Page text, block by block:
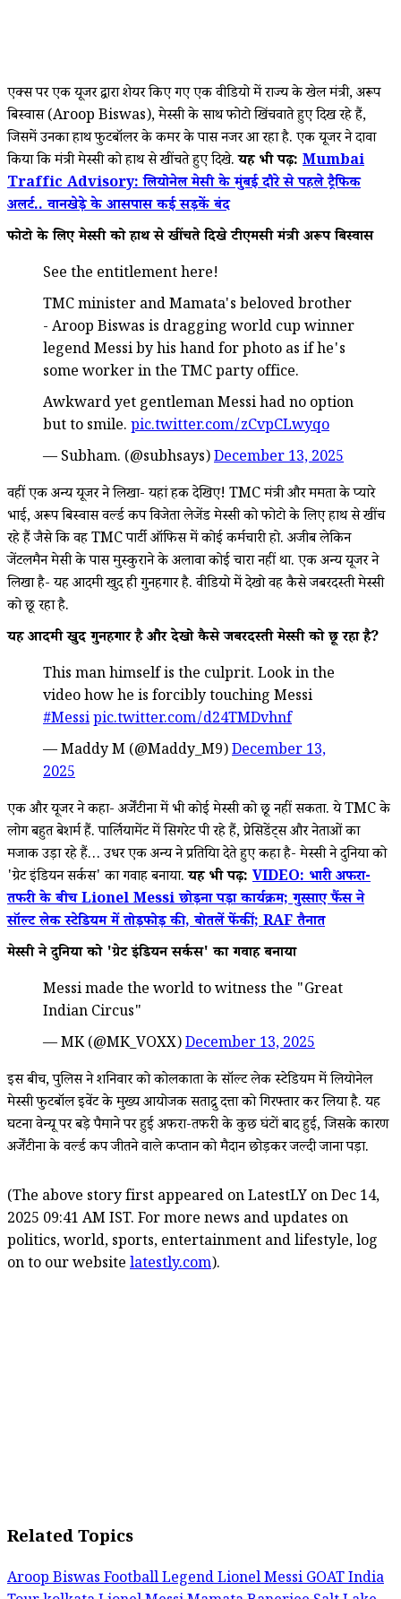
एक्स पर एक यूजर द्वारा शेयर किए गए एक वीडियो में राज्य के खेल मंत्री, अरूप
बिस्वास (Aroop Biswas), मेस्सी के साथ फोटो खिंचवाते हुए दिख रहे हैं,
जिसमें उनका हाथ फुटबॉलर के कमर के पास नजर आ रहा है. एक यूजर ने दावा
किया कि मंत्री मेस्सी को हाथ से खींचते हुए दिखे.यह भी पढ़ें: Mumbai
Traffic Advisory: लियोनेल मेसी के मुंबई दौरे से पहले ट्रैफिक
अलर्ट.. वानखेड़े के आसपास कई सड़कें बंद
फोटो के लिए मेस्सी को हाथ से खींचते दिखे टीएमसी मंत्री अरूप बिस्वास
See the entitlement here!
TMC minister and Mamata's beloved brother
- Aroop Biswas is dragging world cup winner
legend Messi by his hand for photo as if he's
some worker in the TMC party office.
Awkward yet gentleman Messi had no option
but to smile. pic.twitter.com/zCvpCLwyqo
— Subham. (@subhsays)December 13, 2025
वहीं एक अन्य यूजर ने लिखा- यहां हक देखिए! TMC मंत्री और ममता के प्यारे
भाई, अरूप बिस्वास वर्ल्ड कप विजेता लेजेंड मेस्सी को फोटो के लिए हाथ से खींच
रहे हैं जैसे कि वह TMC पार्टी ऑफिस में कोई कर्मचारी हो. अजीब लेकिन
जेंटलमैन मेसी के पास मुस्कुराने के अलावा कोई चारा नहीं था. एक अन्य यूजर ने
लिखा है- यह आदमी खुद ही गुनहगार है. वीडियो में देखो वह कैसे जबरदस्ती मेस्सी
को छू रहा है.
यह आदमी खुद गुनहगार है और देखो कैसे जबरदस्ती मेस्सी को छू रहा है?
This man himself is the culprit. Look in the
video how he is forcibly touching Messi
#Messipic.twitter.com/d24TMDvhnf
— Maddy M (@Maddy_M9)December 13,
2025
एक और यूजर ने कहा- अर्जेंटीना में भी कोई मेस्सी को छू नहीं सकता. ये TMC के
लोग बहुत बेशर्म हैं. पार्लियामेंट में सिगरेट पी रहे हैं, प्रेसिडेंट्स और नेताओं का
मजाक उड़ा रहे हैं… उधर एक अन्य ने प्रतिक्रिया देते हुए कहा है- मेस्सी ने दुनिया को
'ग्रेट इंडियन सर्कस' का गवाह बनाया.यह भी पढ़ें: VIDEO: भारी अफरा-
तफरी के बीच Lionel Messi छोड़ना पड़ा कार्यक्रम; गुस्साए फैंस ने
सॉल्ट लेक स्टेडियम में तोड़फोड़ की, बोतलें फेंकीं; RAF तैनात
मेस्सी ने दुनिया को 'ग्रेट इंडियन सर्कस' का गवाह बनाया
Messi made the world to witness the "Great
Indian Circus"
— MK (@MK_VOXX)December 13, 2025
इस बीच, पुलिस ने शनिवार को कोलकाता के सॉल्ट लेक स्टेडियम में लियोनेल
मेस्सी फुटबॉल इवेंट के मुख्य आयोजक सताद्रु दत्ता को गिरफ्तार कर लिया है. यह
घटना वेन्यू पर बड़े पैमाने पर हुई अफरा-तफरी के कुछ घंटों बाद हुई, जिसके कारण
अर्जेंटीना के वर्ल्ड कप जीतने वाले कप्तान को मैदान छोड़कर जल्दी जाना पड़ा.
(The above story first appeared on LatestLY on Dec 14,
2025 09:41 AM IST. For more news and updates on
politics, world, sports, entertainment and lifestyle, log
on to our website latestly.com).
Related Topics
Aroop BiswasFootball Legend Lionel MessiGOAT India